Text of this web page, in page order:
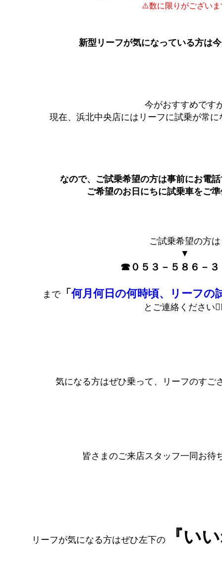
⚠️数に限りがございま
新型リーフが気になっている方は
今がおすすめです
現在、浜北中央店にはリーフに試乗が常
なので、ご試乗希望の方は事前にお電
ご希望のお日にちに試乗車をご
ご試乗希望の方は
▼
☎０５３－５８６－３
まで「何月何日の何時頃、リーフの
とご連絡ください
気になる方はぜひ乗って、リーフのすご
皆さまのご来店スタッフ一同お
リーフが気になる方はぜひ左下の 『い